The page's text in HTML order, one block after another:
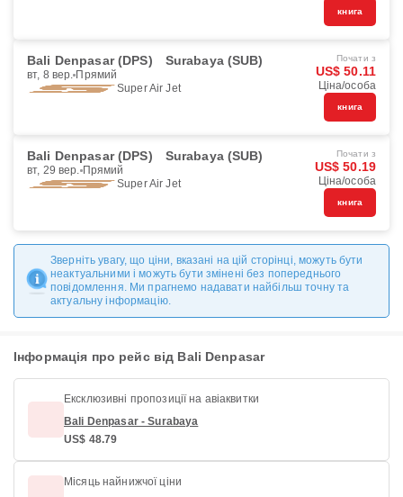
книга
Bali Denpasar (DPS) Surabaya (SUB)
вт, 8 вер. Прямий
Super Air Jet
Почати з
US$ 50.11
Ціна/особа
книга
Bali Denpasar (DPS) Surabaya (SUB)
вт, 29 вер. Прямий
Super Air Jet
Почати з
US$ 50.19
Ціна/особа
книга
Зверніть увагу, що ціни, вказані на цій сторінці, можуть бути
неактуальними і можуть бути змінені без попереднього
повідомлення. Ми прагнемо надавати найбільш точну та
актуальну інформацію.
Інформація про рейс від Bali Denpasar
Ексклюзивні пропозиції на авіаквитки
Bali Denpasar - Surabaya
US$ 48.79
Місяць найнижчої ціни